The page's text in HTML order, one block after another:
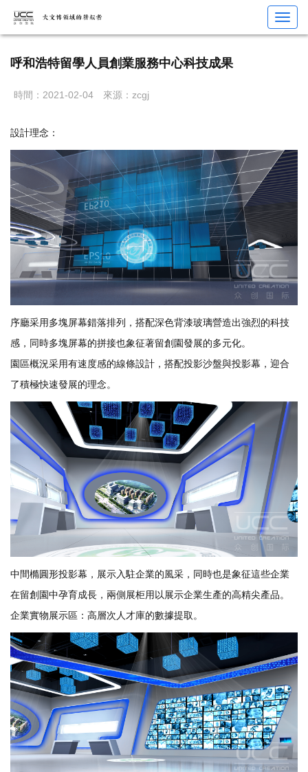
您當前位置： 首頁>展館設計 > 呼和浩特留學人員創業服務中心科技成果
呼和浩特留學人員創業服務中心科技成果
時間：2021-02-04 來源：zcgj
設計理念：
序廳采用多塊屏幕錯落排列，搭配深色背漆玻璃營造出強烈的科技
感，同時多塊屏幕的拼接也象征著留創園發展的多元化。
園區概況采用有速度感的線條設計，搭配投影沙盤與投影幕，迎合
了積極快速發展的理念。
中間橢圓形投影幕，展示入駐企業的風采，同時也是象征這些企業
在留創園中孕育成長，兩側展柜用以展示企業生產的高精尖產品。
企業實物展示區：高層次人才庫的數據提取。